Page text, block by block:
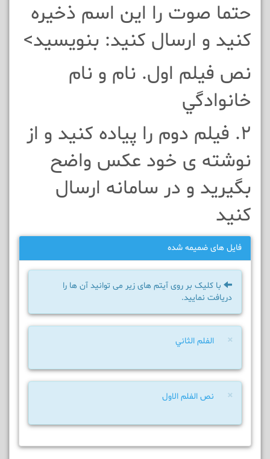
حتما صوت را این اسم ذخیره
کنيد و ارسال کنيد: بنويسید>
نص فيلم اول. نام و نام
خانوادگي
2. فيلم دوم را پياده کنيد و از
نوشته ی خود عکس واضح
بگيريد و در سامانه ارسال
کنيد
فایل های ضمیمه شده
با کلیک بر روی آیتم های زیر می توانید آن ها را
دریافت نمایید.
× الفلم الثاني
× نص الفلم الاول